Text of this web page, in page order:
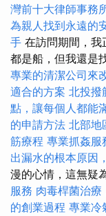
灣前十大律師事務
為親人找到永遠的
手 在訪問期間，我
都是船，但我還是
專業的清潔公司來
適合的方案 北投撥
點，讓每個人都能
的申請方法 北部地
筋療程 專業抓姦服
出漏水的根本原因
漫的心情，這無疑
服務 肉毒桿菌治療
的創業過程 專業冷